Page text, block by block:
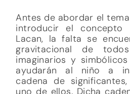
Antes de abordar el
introducir el concepto
Lacan, la falta se
gravitacional de
imaginarios y
ayudarán al niño a
cadena de
uno de ellos. Dicha